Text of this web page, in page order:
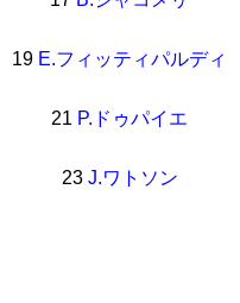
19 E.フィッティパルディ
21 P.ドゥパイエ
23 J.ワトソン